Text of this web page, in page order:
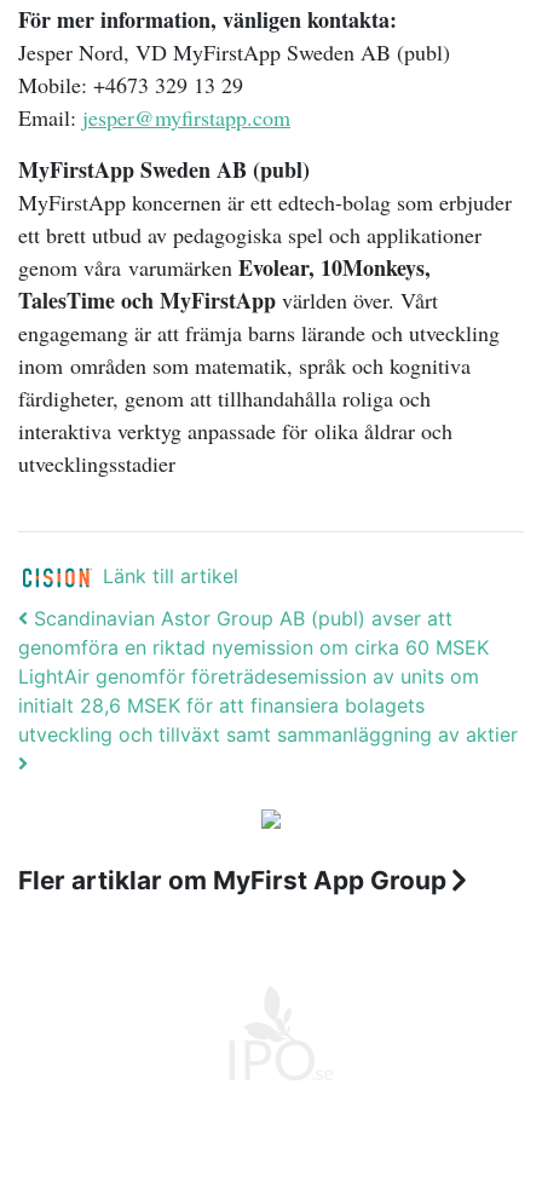
För mer information, vänligen kontakta:
Jesper Nord, VD MyFirstApp Sweden AB (publ)
Mobile: +4673 329 13 29
Email: jesper@myfirstapp.com
MyFirstApp Sweden AB (publ)
MyFirstApp koncernen är ett edtech-bolag som erbjuder
ett brett utbud av pedagogiska spel och applikationer
genom våra varumärken Evolear, 10Monkeys,
TalesTime och MyFirstApp världen över. Vårt
engagemang är att främja barns lärande och utveckling
inom områden som matematik, språk och kognitiva
färdigheter, genom att tillhandahålla roliga och
interaktiva verktyg anpassade för olika åldrar och
utvecklingsstadier
Länk till artikel
Post navigation
Scandinavian Astor Group AB (publ) avser att
genomföra en riktad nyemission om cirka 60 MSEK
LightAir genomför företrädesemission av units om
initialt 28,6 MSEK för att finansiera bolagets
utveckling och tillväxt samt sammanläggning av aktier
Fler artiklar om MyFirst App Group